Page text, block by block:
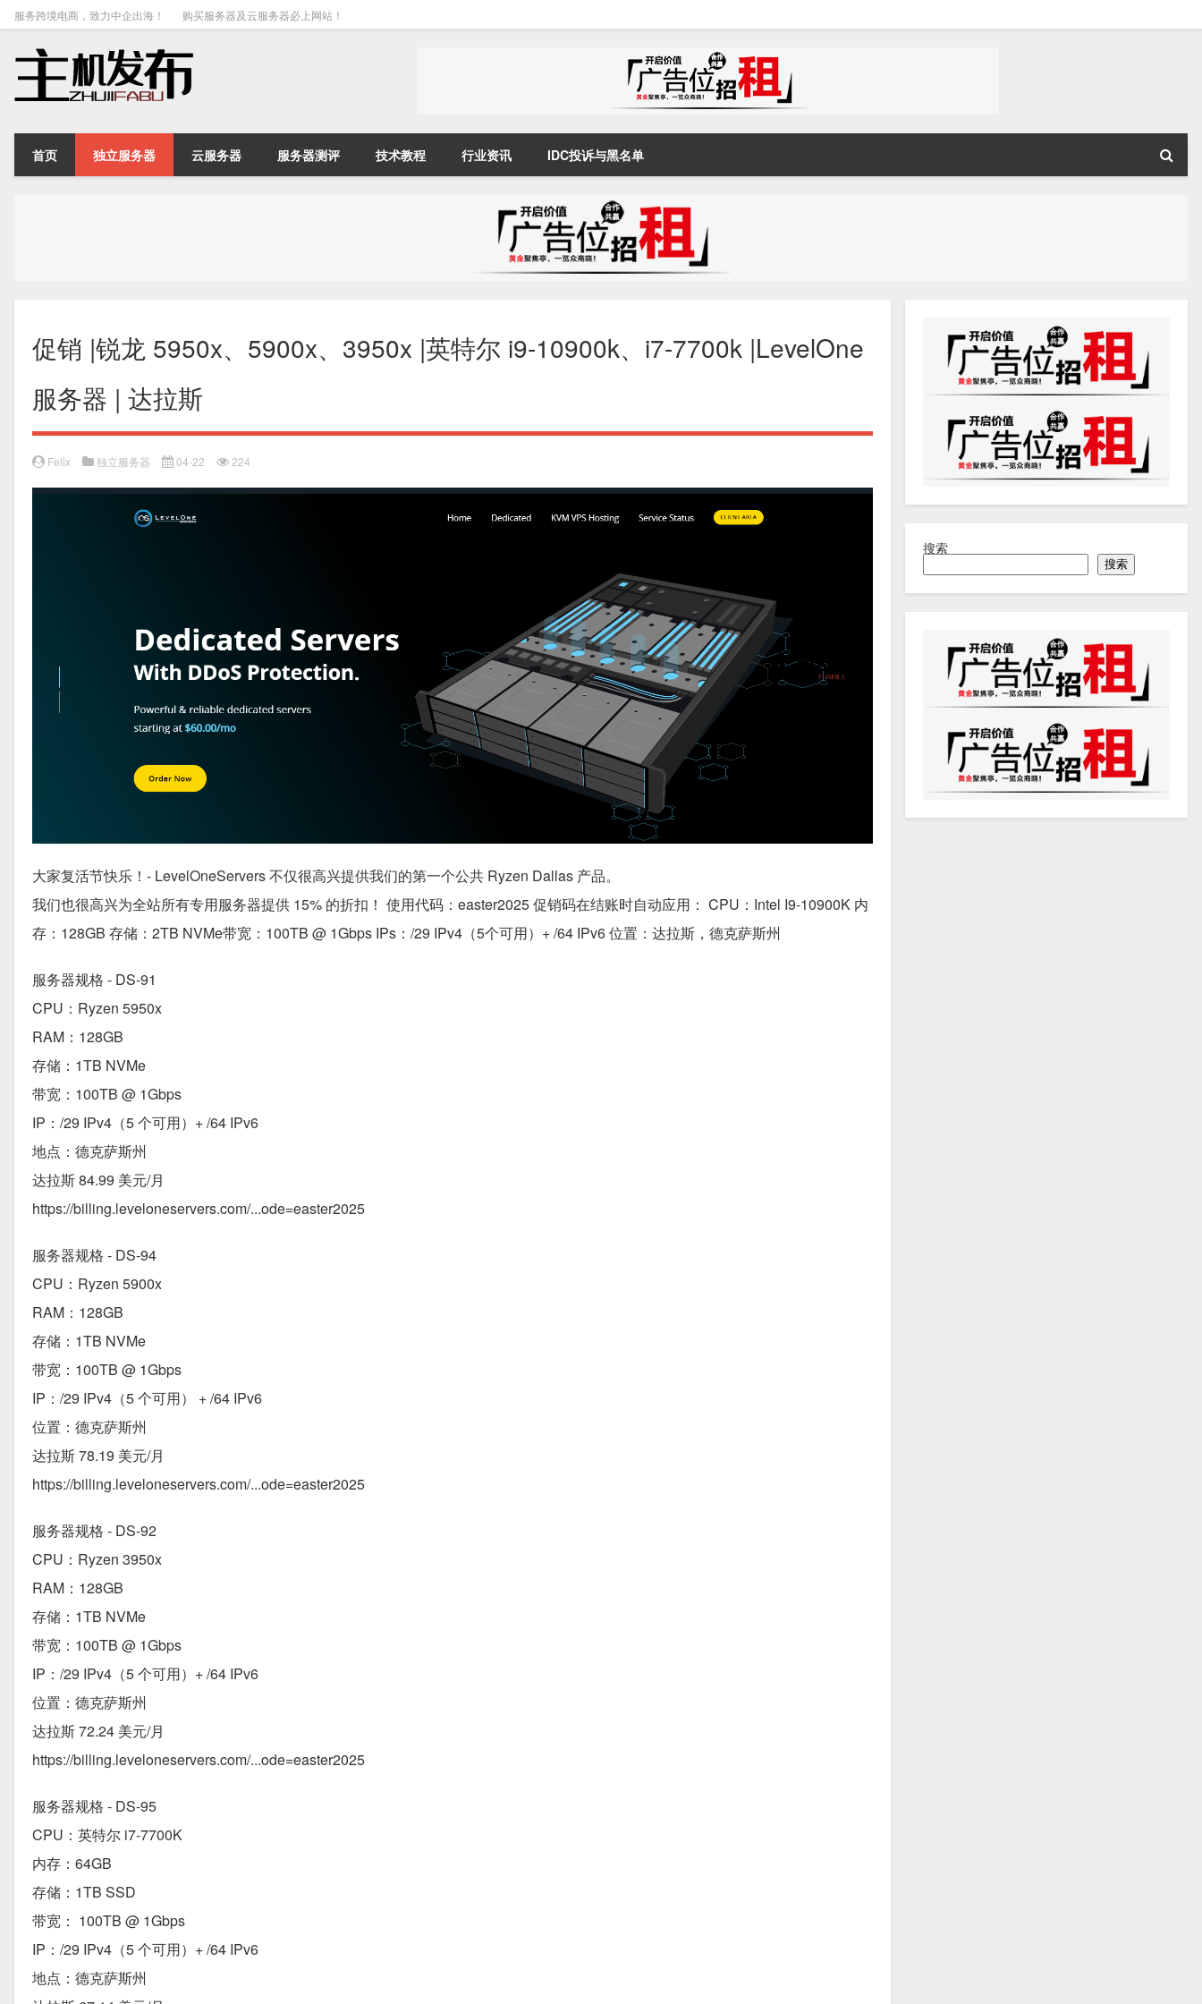
服务跨境电商，致力中企出海！ 购买服务器及云服务器必上网站！
首页 独立服务器 云服务器 服务器测评 技术教程 行业资讯 IDC投诉与黑名单
促销 |锐龙 5950x、5900x、3950x |英特尔 i9-10900k、i7-7700k |LevelOne
服务器 | 达拉斯
Felix 独立服务器 04-22 224
大家复活节快乐！- LevelOneServers 不仅很高兴提供我们的第一个公共 Ryzen Dallas 产品。
我们也很高兴为全站所有专用服务器提供 15% 的折扣！ 使用代码：easter2025 促销码在结账时自动应用： CPU：Intel I9-10900K 内
存：128GB 存储：2TB NVMe带宽：100TB @ 1Gbps IPs：/29 IPv4（5个可用）+ /64 IPv6 位置：达拉斯，德克萨斯州
服务器规格 - DS-91
CPU：Ryzen 5950x
RAM：128GB
存储：1TB NVMe
带宽：100TB @ 1Gbps
IP：/29 IPv4（5 个可用）+ /64 IPv6
地点：德克萨斯州
达拉斯 84.99 美元/月
https://billing.leveloneservers.com/...ode=easter2025
服务器规格 - DS-94
CPU：Ryzen 5900x
RAM：128GB
存储：1TB NVMe
带宽：100TB @ 1Gbps
IP：/29 IPv4（5 个可用） + /64 IPv6
位置：德克萨斯州
达拉斯 78.19 美元/月
https://billing.leveloneservers.com/...ode=easter2025
服务器规格 - DS-92
CPU：Ryzen 3950x
RAM：128GB
存储：1TB NVMe
带宽：100TB @ 1Gbps
IP：/29 IPv4（5 个可用）+ /64 IPv6
位置：德克萨斯州
达拉斯 72.24 美元/月
https://billing.leveloneservers.com/...ode=easter2025
服务器规格 - DS-95
CPU：英特尔 i7-7700K
内存：64GB
存储：1TB SSD
带宽： 100TB @ 1Gbps
IP：/29 IPv4（5 个可用）+ /64 IPv6
地点：德克萨斯州
搜索
搜索